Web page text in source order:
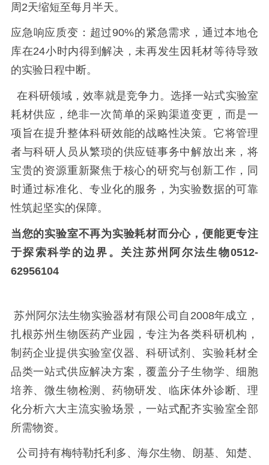
周 2天缩短至每月半天。
应急响应质变：超过90%的紧急需求，通过本地仓
库在24小时内得到解决，未再发生因耗材等待导致
的实验日程中断。
在科研领域，效率就是竞争力。选择一站式实验室
耗材供应，绝非一次简单的采购渠道变更，而是一
项旨在提升整体科研效能的战略性决策。它将管理
者与科研人员从繁琐的供应链事务中解放出来，将
宝贵的资源重新聚焦于核心的研究与创新工作，同
时通过标准化、专业化的服务，为实验数据的可靠
性筑起坚实的保障。
当您的实验室不再为实验耗材而分心，便能更专注
于探索科学的边界。关注苏州阿尔法生物0512-
62956104
苏州阿尔法生物实验器材有限公司自2008年成立，
扎根苏州生物医药产业园，专注为各类科研机构，
制药企业提供实验室仪器、科研试剂、实验耗材全
品类一站式供应解决方案，覆盖分子生物学、细胞
培养、微生物检测、药物研发、临床体外诊断、理
化分析六大主流实验场景，一站式配齐实验室全部
所需物资。
公司持有梅特勒托利多、海尔生物、朗基、知楚、